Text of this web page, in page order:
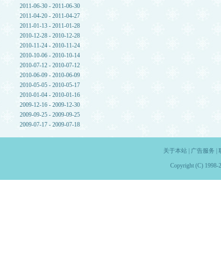
2011-06-30 - 2011-06-30
2011-04-20 - 2011-04-27
2011-01-13 - 2011-01-28
2010-12-28 - 2010-12-28
2010-11-24 - 2010-11-24
2010-10-06 - 2010-10-14
2010-07-12 - 2010-07-12
2010-06-09 - 2010-06-09
2010-05-05 - 2010-05-17
2010-01-04 - 2010-01-16
2009-12-16 - 2009-12-30
2009-09-25 - 2009-09-25
2009-07-17 - 2009-07-18
关于本站| 广告服务
Copyright (C) 1998-